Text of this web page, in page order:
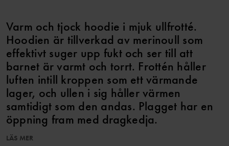
Varm och tjock hoodie i mjuk ullfrotté.
Hoodien är tillverkad av merinoull som
effektivt suger upp fukt och ser till att
barnet är varmt och torrt. Frottén håller
luften intill kroppen som ett värmande
lager, och ullen i sig håller värmen
samtidigt som den andas. Plagget har en
öppning fram med dragkedja.
Lager 2 - värmande isolering under ytterplagg
LÄS MER